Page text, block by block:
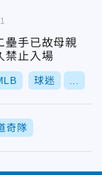
壘手已故母親
禁止入場
球迷
奇隊